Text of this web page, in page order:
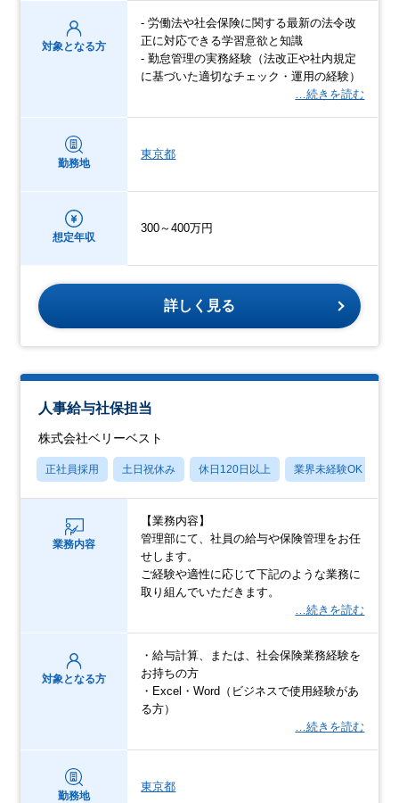
対象となる方
- 労働法や社会保険に関する最新の法令改
正に対応できる学習意欲と知識
- 勤怠管理の実務経験（法改正や社内規定
に基づいた適切なチェック・運用の経験）
…続きを読む
勤務地
東京都
想定年収
300～400万円
詳しく見る
人事給与社保担当
株式会社ベリーベスト
正社員採用 土日祝休み 休日120日以上 業界未経験OK
業務内容
【業務内容】
管理部にて、社員の給与や保険管理をお任
せします。
ご経験や適性に応じて下記のような業務に
取り組んでいただきます。
…続きを読む
対象となる方
・給与計算、または、社会保険業務経験を
お持ちの方
・Excel・Word（ビジネスで使用経験があ
る方）
…続きを読む
勤務地
東京都